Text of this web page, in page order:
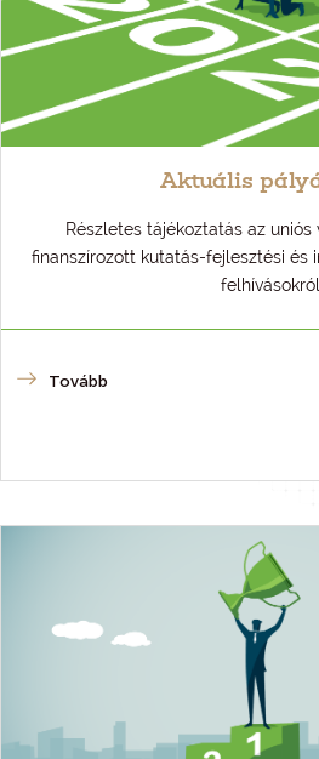
Aktuális
Részletes tájékoztatás az
finanszírozott kutatás-fejlesztési és
felhívásokról.
Tovább